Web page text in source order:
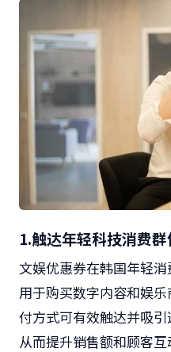
1.触达年轻科技消费群
文娱优惠券在韩国年轻
用于购买数字内容和娱
付方式可有效触达并吸引
从而提升销售额和顾客互